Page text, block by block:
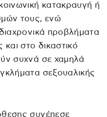
κατακραυγή ή
τους, ενώ
προβλήματα
και στο δικαστικό
συχνά σε χαμηλά
σεξουαλικής
συνέπεσε